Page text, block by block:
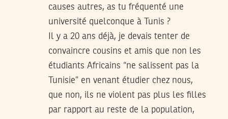
causes autres, as tu fréquenté une
université quelconque à Tunis ?
Il y a 20 ans déjà, je devais tenter de
convaincre cousins et amis que non les
étudiants Africains “ne salissent pas la
Tunisie” en venant étudier chez nous,
que non, ils ne violent pas plus les filles
par rapport au reste de la population,